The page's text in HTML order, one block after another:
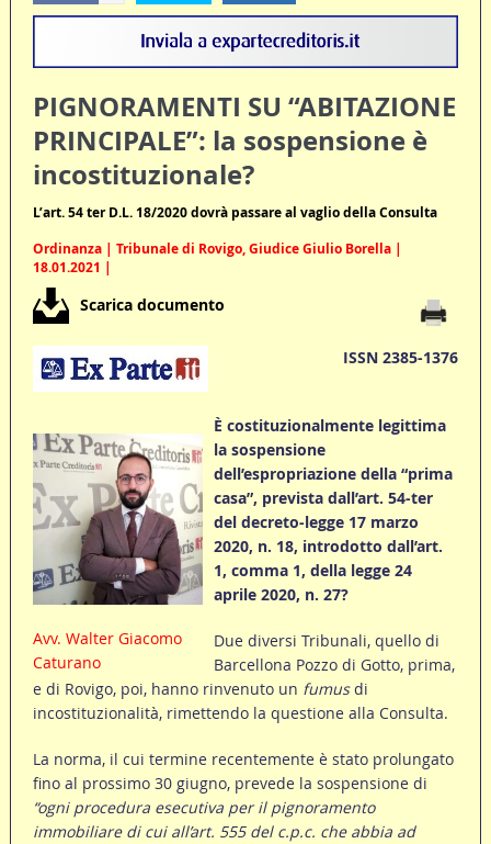
PIGNORAMENTI SU “ABITAZIONE
PRINCIPALE”: la sospensione è
incostituzionale?
L’art. 54 ter D.L. 18/2020 dovrà passare al vaglio della Consulta
Ordinanza | Tribunale di Rovigo, Giudice Giulio Borella |
18.01.2021 |
Scarica documento
ISSN 2385-1376
Avv. Walter Giacomo
Caturano
È costituzionalmente legittima
la sospensione
dell’espropriazione della “prima
casa”, prevista dall’art. 54-ter
del decreto-legge 17 marzo
2020, n. 18, introdotto dall’art.
1, comma 1, della legge 24
aprile 2020, n. 27?
Due diversi Tribunali, quello di
Barcellona Pozzo di Gotto, prima,
e di Rovigo, poi, hanno rinvenuto un fumusdi
incostituzionalità, rimettendo la questione alla Consulta.
La norma, il cui termine recentemente è stato prolungato
fino al prossimo 30 giugno, prevede la sospensione di
“ogni procedura esecutiva per il pignoramento
immobiliare di cui all’art. 555 del c.p.c. che abbia ad